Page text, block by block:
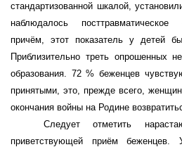
стандартизованной шкалой,
наблюдалось посттравматическое
причём, этот показатель у детей
Приблизительно треть опрошенных
образования. 72 % беженцев
принятыми, это, прежде всего,
окончания войны на Родине
Следует отметить
приветствующей приём беженцев.